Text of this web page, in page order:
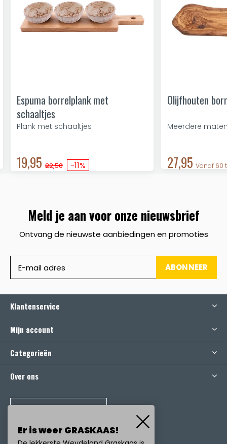
Espuma borrelplank met
schaaltjes
Plank met schaaltjes
19,95 22,50 -11%
Olijfhouten
Meerdere
27,95 Vanaf 60
Meld je aan voor onze nieuwsbrief
Ontvang de nieuwste aanbiedingen en promoties
ABONNEER
Klantenservice
Mijn account
Categorieën
Over ons
Er is weer GRASKAAS!